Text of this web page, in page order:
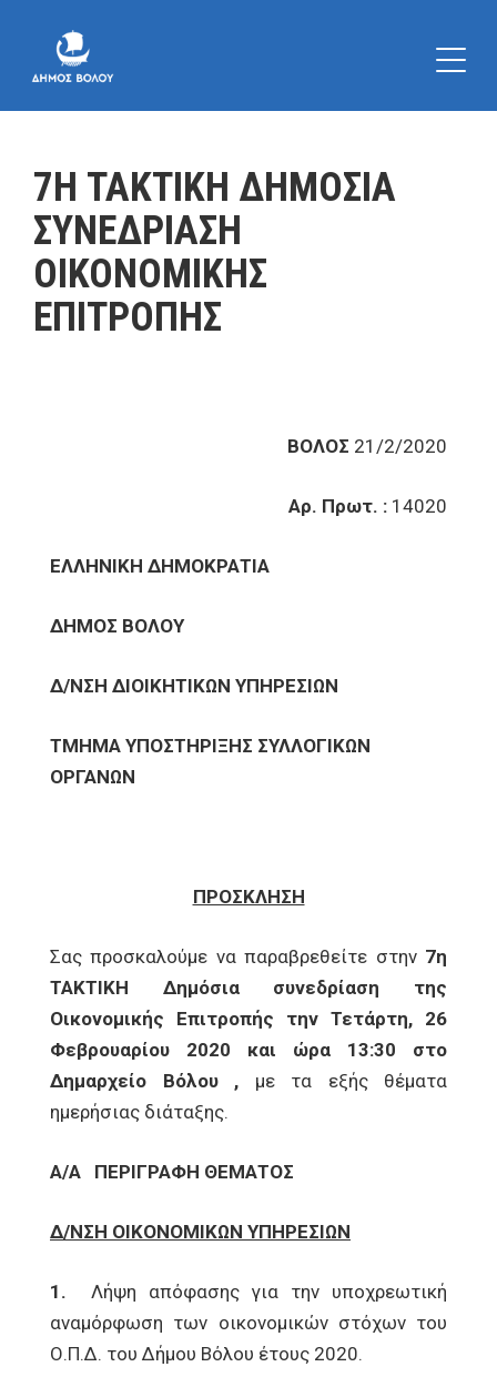
7Η ΤΑΚΤΙΚΗ ΔΗΜΟΣΙΑ
ΣΥΝΕΔΡΙΑΣΗ
ΟΙΚΟΝΟΜΙΚΗΣ
ΕΠΙΤΡΟΠΗΣ
ΒΟΛΟΣ 21/2/2020
Αρ. Πρωτ. : 14020
ΕΛΛΗΝΙΚΗ ΔΗΜΟΚΡΑΤΙΑ
ΔΗΜΟΣ ΒΟΛΟΥ
Δ/ΝΣΗ ΔΙΟΙΚΗΤΙΚΩΝ ΥΠΗΡΕΣΙΩΝ
ΤΜΗΜΑ ΥΠΟΣΤΗΡΙΞΗΣ ΣΥΛΛΟΓΙΚΩΝ
ΟΡΓΑΝΩΝ
ΠΡΟΣΚΛΗΣΗ
Σας προσκαλούμε να παραβρεθείτε στην 7η
ΤΑΚΤΙΚΗ Δημόσια συνεδρίαση της
Οικονομικής Επιτροπής την Τετάρτη, 26
Φεβρουαρίου 2020 και ώρα 13:30 στο
Δημαρχείο Βόλου , με τα εξής θέματα
ημερήσιας διάταξης.
Α/Α ΠΕΡΙΓΡΑΦΗ ΘΕΜΑΤΟΣ
Δ/ΝΣΗ ΟΙΚΟΝΟΜΙΚΩΝ ΥΠΗΡΕΣΙΩΝ
1. Λήψη απόφασης για την υποχρεωτική
αναμόρφωση των οικονομικών στόχων του
Ο.Π.Δ. του Δήμου Βόλου έτους 2020.